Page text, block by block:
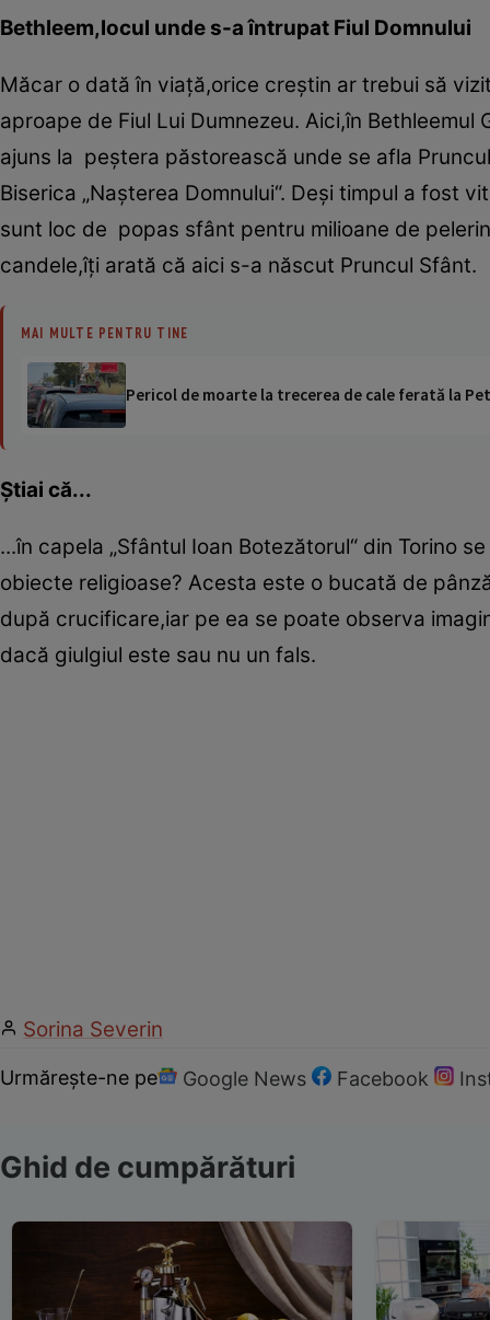
Bethleem,locul unde s-a întrupat Fiul Domnului
Măcar o dată în viaţă,orice creştin ar trebui să
aproape de Fiul Lui Dumnezeu. Aici,în
ajuns la peştera păstorească unde se afla
Biserica „Naşterea Domnului“. Deşi timpul a fost
sunt loc de popas sfânt pentru milioane de
candele,îţi arată că aici s-a născut Pruncul Sfânt.
MAI MULTE PENTRU TINE
Pericol de moarte la trecerea de cale ferată la
Ştiai că...
...în capela „Sfântul Ioan Botezătorul“ din Torino
obiecte religioase? Acesta este o bucată de
după crucificare,iar pe ea se poate observa
dacă giulgiul este sau nu un fals.
Sorina Severin
Urmărește-ne pe Google News Facebook
Ghid de cumpărături